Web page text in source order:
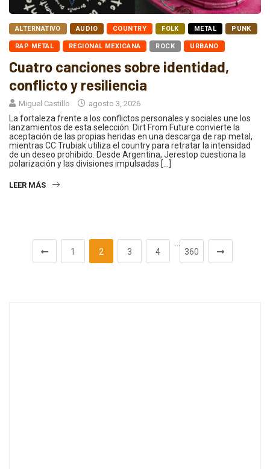
ALTERNATIVO AUDIO COUNTRY FOLK METAL PUNK
RAP METAL REGIONAL MEXICANA ROCK URBANO
Cuatro canciones sobre identidad,
conflicto y resiliencia
Miguel Castillo agosto 3, 2026
La fortaleza frente a los conflictos personales y sociales une los
lanzamientos de esta selección. Dirt From Future convierte la
aceptación de las propias heridas en una descarga de rap metal,
mientras CC Trubiak utiliza el country para retratar la intensidad
de un deseo prohibido. Desde Argentina, Jerestop cuestiona la
polarización y las divisiones impulsadas […]
LEER MÁS
1 2 3 4
360